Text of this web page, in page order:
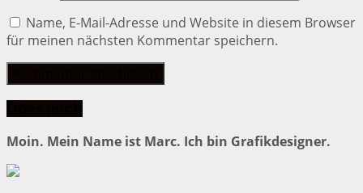
Name, E-Mail-Adresse und Website in diesem Browser
für meinen nächsten Kommentar speichern.
Moin. Mein Name ist Marc. Ich bin Grafikdesigner.